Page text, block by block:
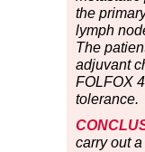
the
lymph
The
adjuvant
FOLFOX
tolerance.
carry out